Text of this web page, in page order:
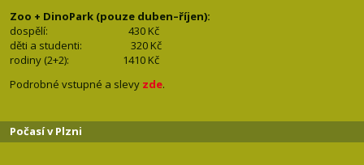
Zoo + DinoPark (pouze duben–říjen):
dospělí: 430 Kč
děti a studenti: 320 Kč
rodiny (2+2): 1410 Kč
Podrobné vstupné a slevy zde.
Počasí v Plzni